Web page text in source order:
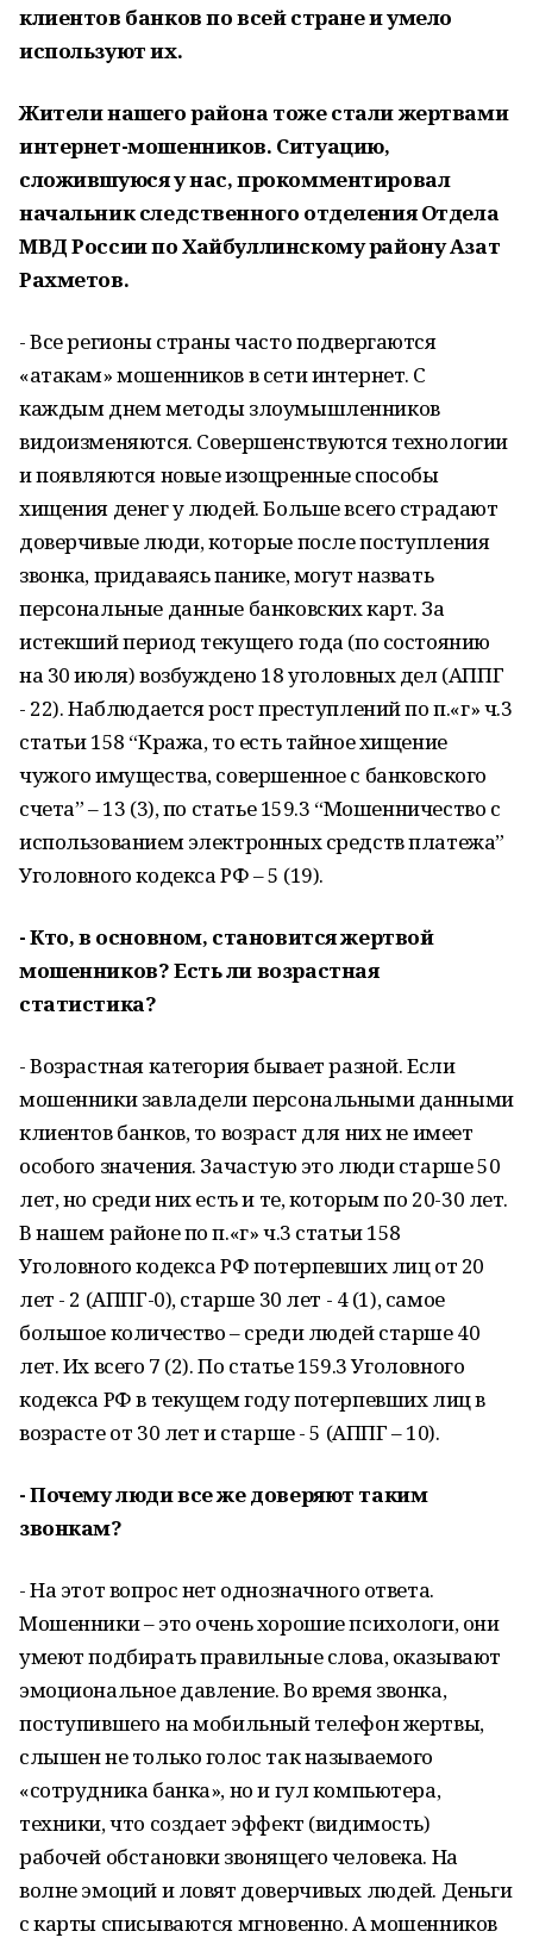
клиентов банков по всей стране и умело
используют их.
Жители нашего района тоже стали жертвами
интернет-мошенников. Ситуацию,
сложившуюся у нас, прокомментировал
начальник следственного отделения Отдела
МВД России по Хайбуллинскому району Азат
Рахметов.
- Все регионы страны часто подвергаются
«атакам» мошенников в сети интернет. С
каждым днем методы злоумышленников
видоизменяются. Совершенствуются технологии
и появляются новые изощренные способы
хищения денег у людей. Больше всего страдают
доверчивые люди, которые после поступления
звонка, придаваясь панике, могут назвать
персональные данные банковских карт. За
истекший период текущего года (по состоянию
на 30 июля) возбуждено 18 уголовных дел (АППГ
- 22). Наблюдается рост преступлений по п.«г» ч.3
cтатьи 158 “Кража, то есть тайное хищение
чужого имущества, совершенное с банковского
счета” – 13 (3), по статье 159.3 “Мошенничество с
использованием электронных средств платежа”
Уголовного кодекса РФ – 5 (19).
- Кто, в основном, становится жертвой
мошенников? Есть ли возрастная
статистика?
- Возрастная категория бывает разной. Если
мошенники завладели персональными данными
клиентов банков, то возраст для них не имеет
особого значения. Зачастую это люди старше 50
лет, но среди них есть и те, которым по 20-30 лет.
В нашем районе по п.«г» ч.3 статьи 158
Уголовного кодекса РФ потерпевших лиц от 20
лет - 2 (АППГ-0), старше 30 лет - 4 (1), самое
большое количество – среди людей старше 40
лет. Их всего 7 (2). По статье 159.3 Уголовного
кодекса РФ в текущем году потерпевших лиц в
возрасте от 30 лет и старше - 5 (АППГ – 10).
- Почему люди все же доверяют таким
звонкам?
- На этот вопрос нет однозначного ответа.
Мошенники – это очень хорошие психологи, они
умеют подбирать правильные слова, оказывают
эмоциональное давление. Во время звонка,
поступившего на мобильный телефон жертвы,
слышен не только голос так называемого
«сотрудника банка», но и гул компьютера,
техники, что создает эффект (видимость)
рабочей обстановки звонящего человека. На
волне эмоций и ловят доверчивых людей. Деньги
с карты списываются мгновенно. А мошенников